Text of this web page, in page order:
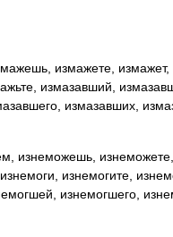
измажете, измажет,
измазавший,
измазавших,
изнеможешь, изнеможете,
изнемогите,
изнемогшего,